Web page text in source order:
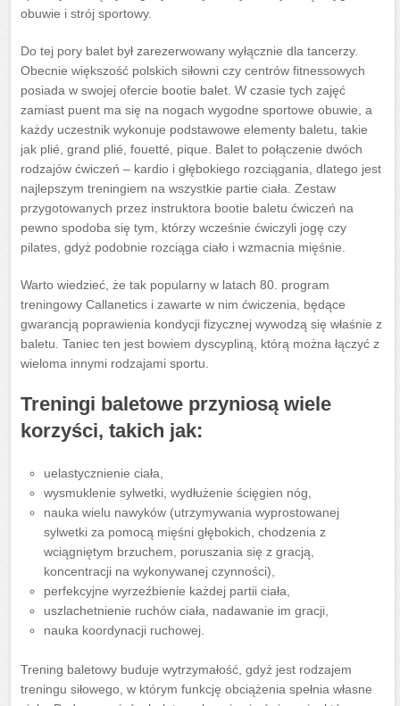
obuwie i strój sportowy.
Do tej pory balet był zarezerwowany wyłącznie dla tancerzy.
Obecnie większość polskich siłowni czy centrów fitnessowych
posiada w swojej ofercie bootie balet. W czasie tych zajęć
zamiast puent ma się na nogach wygodne sportowe obuwie, a
każdy uczestnik wykonuje podstawowe elementy baletu, takie
jak plié, grand plié, fouetté, pique. Balet to połączenie dwóch
rodzajów ćwiczeń – kardio i głębokiego rozciągania, dlatego jest
najlepszym treningiem na wszystkie partie ciała. Zestaw
przygotowanych przez instruktora bootie baletu ćwiczeń na
pewno spodoba się tym, którzy wcześnie ćwiczyli jogę czy
pilates, gdyż podobnie rozciąga ciało i wzmacnia mięśnie.
Warto wiedzieć, że tak popularny w latach 80. program
treningowy Callanetics i zawarte w nim ćwiczenia, będące
gwarancją poprawienia kondycji fizycznej wywodzą się właśnie z
baletu. Taniec ten jest bowiem dyscypliną, którą można łączyć z
wieloma innymi rodzajami sportu.
Treningi baletowe przyniosą wiele
korzyści, takich jak:
uelastycznienie ciała,
wysmuklenie sylwetki, wydłużenie ścięgien nóg,
nauka wielu nawyków (utrzymywania wyprostowanej
sylwetki za pomocą mięśni głębokich, chodzenia z
wciągniętym brzuchem, poruszania się z gracją,
koncentracji na wykonywanej czynności),
perfekcyjne wyrzeźbienie każdej partii ciała,
uszlachetnienie ruchów ciała, nadawanie im gracji,
nauka koordynacji ruchowej.
Trening baletowy buduje wytrzymałość, gdyż jest rodzajem
treningu siłowego, w którym funkcję obciążenia spełnia własne